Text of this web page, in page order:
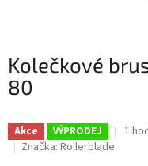
Kolečkové
80
Akce VÝPRODEJ 1
Značka: Rollerblade